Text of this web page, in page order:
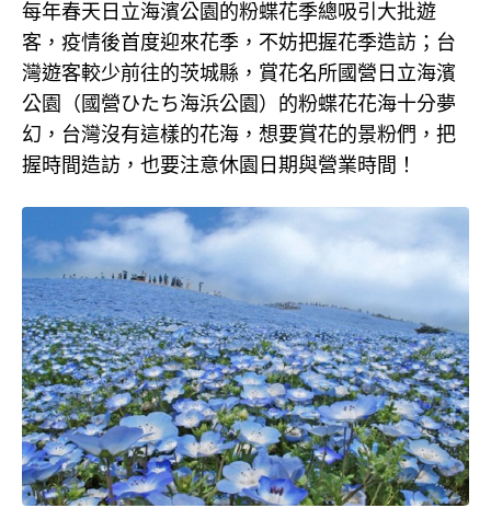
每年春天日立海濱公園的粉蝶花季總吸引大批遊
客，疫情後首度迎來花季，不妨把握花季造訪；台
灣遊客較少前往的茨城縣，賞花名所國營日立海濱
公園（國營ひたち海浜公園）的粉蝶花花海十分夢
幻，台灣沒有這樣的花海，想要賞花的景粉們，把
握時間造訪，也要注意休園日期與營業時間！